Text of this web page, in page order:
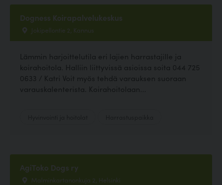
Dogness Koirapalvelukeskus
Jokipellontie 2, Kannus
Lämmin harjoittelutila eri lajien harrastajille ja
koirahoitola. Halliin liittyvissä asioissa soita 044 725
0633 / Katri Voit myös tehdä varauksen suoraan
varauskalenterista. Koirahoitolaan...
AgiToko Dogs ry
Malminkartanonkuja 2, Helsinki